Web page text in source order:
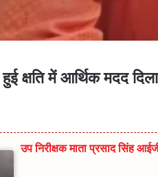
क्षति में आर्थिक मदद
उप निरीक्षक माता प्रसाद सिंह